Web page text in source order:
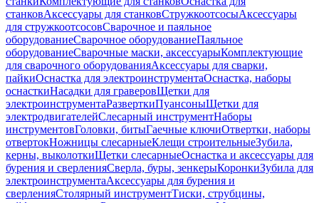
станковАксессуары для станковСтружкоотсосыАксессуары
для стружкоотсосовСварочное и паяльное
оборудованиеСварочное оборудованиеПаяльное
оборудованиеСварочные маски, аксессуарыКомплектующие
для сварочного оборудованияАксессуары для сварки,
пайкиОснастка для электроинструментаОснастка, наборы
оснасткиНасадки для граверовЩетки для
электроинструментаРазверткиПуансоныЩетки для
электродвигателейСлесарный инструментНаборы
инструментовГоловки, битыГаечные ключиОтвертки, наборы
отвертокНожницы слесарныеКлещи строительныеЗубила,
керны, выколоткиЩетки слесарныеОснастка и аксессуары для
бурения и сверленияСверла, буры, зенкерыКоронкиЗубила для
электроинструментаАксессуары для бурения и
сверленияСтолярный инструментТиски, струбцины,